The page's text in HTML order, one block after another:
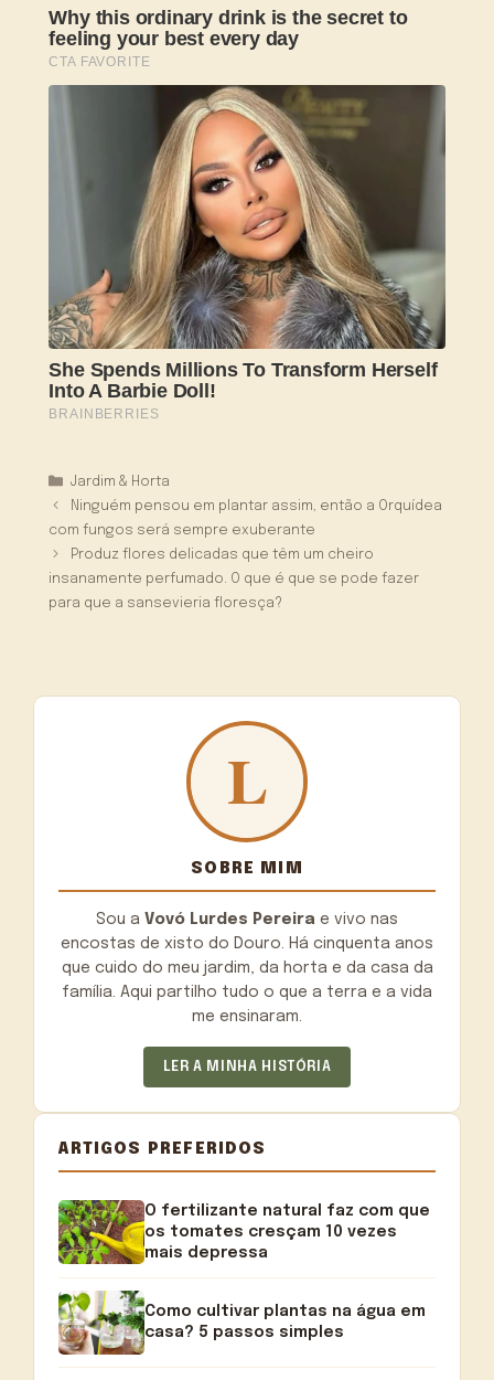
Categorias
Jardim & Horta
Ninguém pensou em plantar assim, então a Orquídea
com fungos será sempre exuberante
Produz flores delicadas que têm um cheiro
insanamente perfumado. O que é que se pode fazer
para que a sansevieria floresça?
SOBRE MIM
Sou a Vovó Lurdes Pereira e vivo nas
encostas de xisto do Douro. Há cinquenta anos
que cuido do meu jardim, da horta e da casa da
família. Aqui partilho tudo o que a terra e a vida
me ensinaram.
LER A MINHA HISTÓRIA
ARTIGOS PREFERIDOS
O fertilizante natural faz com que
os tomates cresçam 10 vezes
mais depressa
Como cultivar plantas na água em
casa? 5 passos simples